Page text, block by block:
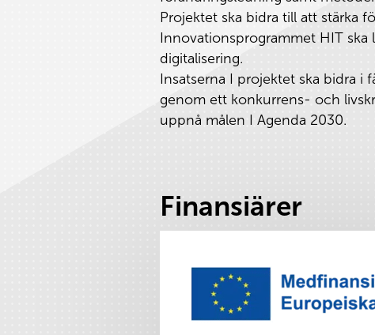
Projektet ska bidra till att stärka
Innovationsprogrammet HIT ska
digitalisering.
Insatserna I projektet ska bidra i
genom ett konkurrens- och
uppnå målen I Agenda 2030.
Finansiärer